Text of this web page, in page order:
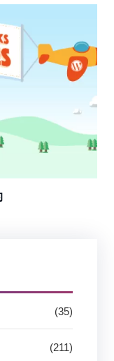
(35)
(211)